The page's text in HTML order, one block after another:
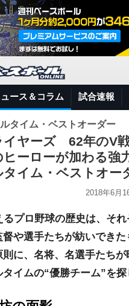
ース＆コラム 試合速報
タイム・ベストオーダー
イヤーズ 62年のV
ーローが加わる強
タイム・ベストオー
2018年6月
るプロ野球の歴史は、そ
や選手たちが紡いできた
則に、名将、名選手たち
イムの“優勝チーム”を探